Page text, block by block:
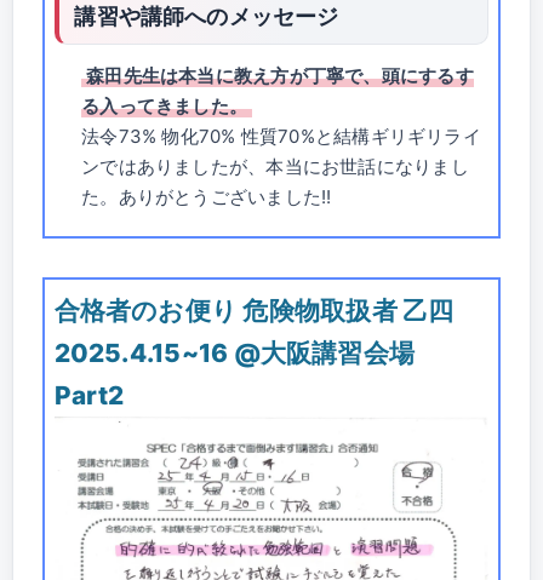
講習や講師へのメッセージ
森田先生は本当に教え方が丁寧で、頭にするす
る入ってきました。
法令73% 物化70% 性質70%と結構ギリギリライ
ンではありましたが、本当にお世話になりまし
た。ありがとうございました!!
合格者のお便り 危険物取扱者 乙四
2025.4.15~16 @大阪講習会場
Part2